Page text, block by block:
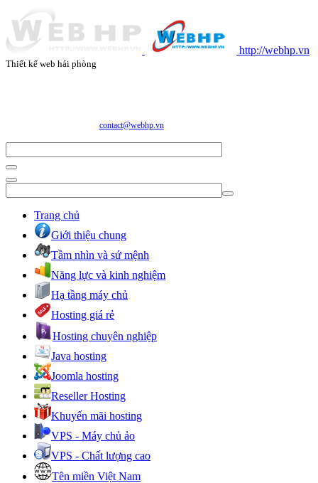
http://webhp.vn
Thiết kế web hải phòng
contact@webhp.vn| Hotline: 0989.921.083
Trang chủ
Giới thiệu chung
Tầm nhìn và sứ mệnh
Năng lực và kinh nghiệm
Hạ tầng máy chủ
Hosting giá rẻ
Hosting chuyên nghiệp
Java hosting
Joomla hosting
Reseller Hosting
Khuyến mãi hosting
VPS - Máy chủ ảo
VPS - Chất lượng cao
Tên miền Việt Nam